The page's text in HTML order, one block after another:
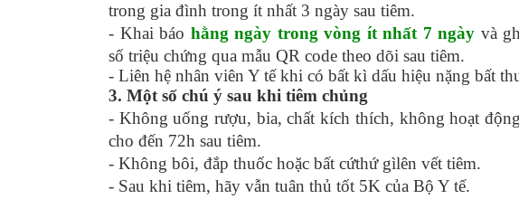
trong gia đình trong ít nhất 3 ngày sau tiêm.
- Khai báo hằng ngày trong vòng ít nhất 7 ngày và
số triệu chứng qua mẫu QR code theo dõi sau tiêm.
- Liên hệ nhân viên Y tế khi có bất kì dấu hiệu nặng bất
3. Một số chú ý sau khi tiêm chủng
- Không uống rượu, bia, chất kích thích, không hoạt
cho đến 72h sau tiêm.
- Không bôi, đắp thuốc hoặc bất cứthứ gìlên vết tiêm.
- Sau khi tiêm, hãy vẫn tuân thủ tốt 5K của Bộ Y tế.